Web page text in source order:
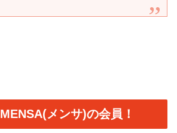
メンサ)の会員！